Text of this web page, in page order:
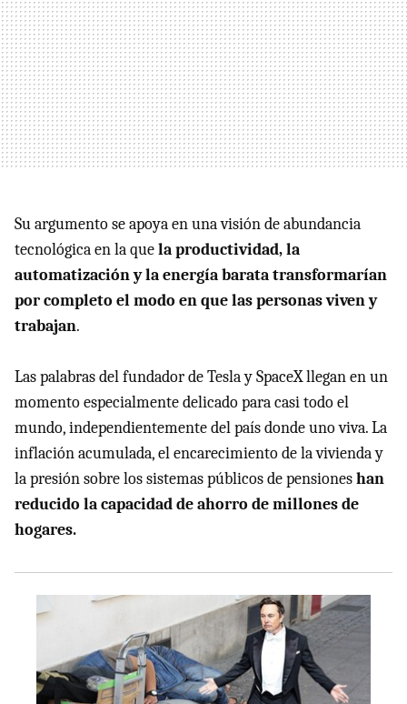
Su argumento se apoya en una visión de abundancia
tecnológica en la quela productividad, la
automatización y la energía barata transformarían
por completo el modo en que las personas viven y
trabajan.
Las palabras del fundador de Tesla y SpaceX llegan en un
momento especialmente delicado para casi todo el
mundo, independientemente del país donde uno viva. La
inflación acumulada, el encarecimiento de la vivienda y
la presión sobre los sistemas públicos de pensioneshan
reducido la capacidad de ahorro de millones de
hogares.